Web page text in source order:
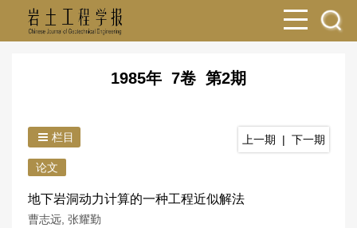
1985年 7卷 第2期
栏目 上一期 | 下一期
论文
地下岩洞动力计算的一种工程近似解法
曹志远 张耀勤